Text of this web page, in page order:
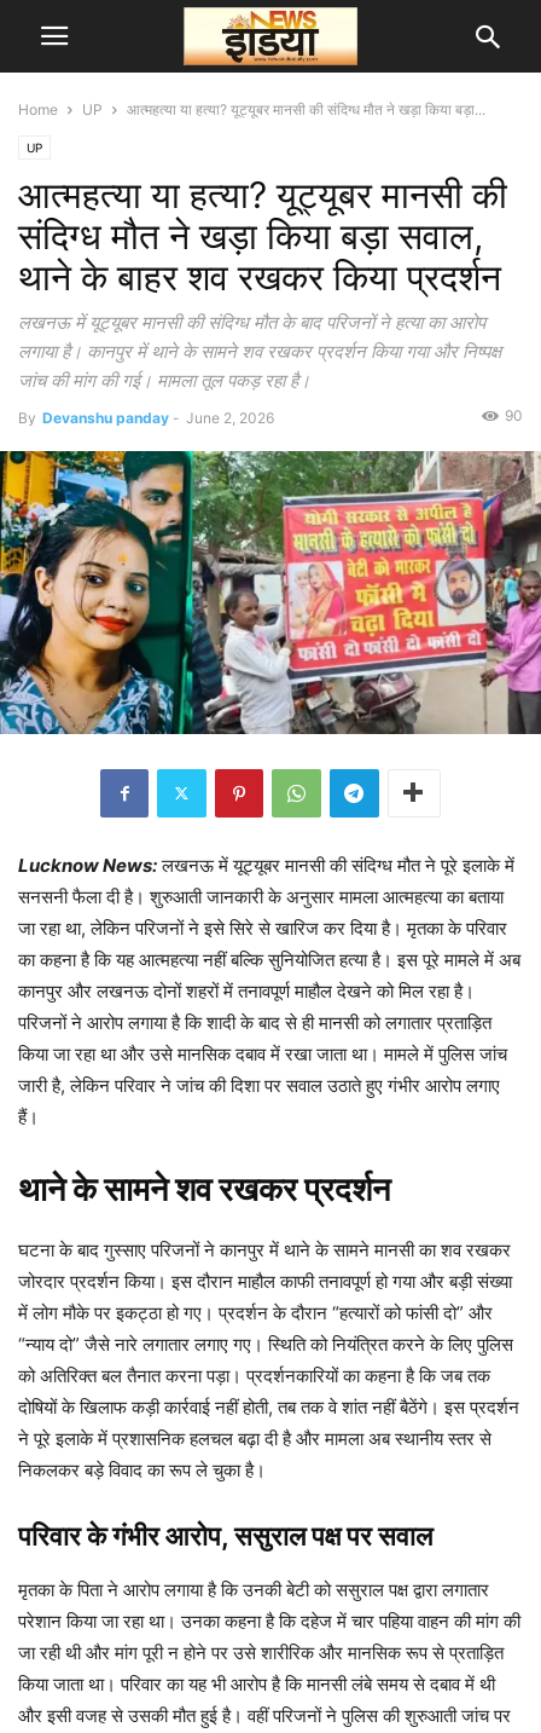
Home UP आत्महत्या या हत्या? यूट्यूबर मानसी की संदिग्ध मौत ने खड़ा किया बड़ा...
UP
आत्महत्या या हत्या? यूट्यूबर मानसी की
संदिग्ध मौत ने खड़ा किया बड़ा सवाल,
थाने के बाहर शव रखकर किया प्रदर्शन
लखनऊ में यूट्यूबर मानसी की संदिग्ध मौत के बाद परिजनों ने हत्या का आरोप
लगाया है। कानपुर में थाने के सामने शव रखकर प्रदर्शन किया गया और निष्पक्ष
जांच की मांग की गई। मामला तूल पकड़ रहा है।
By Devanshu panday - June 2, 2026 90
Lucknow News: लखनऊ में यूट्यूबर मानसी की संदिग्ध मौत ने पूरे इलाके में
सनसनी फैला दी है। शुरुआती जानकारी के अनुसार मामला आत्महत्या का बताया
जा रहा था, लेकिन परिजनों ने इसे सिरे से खारिज कर दिया है। मृतका के परिवार
का कहना है कि यह आत्महत्या नहीं बल्कि सुनियोजित हत्या है। इस पूरे मामले में अब
कानपुर और लखनऊ दोनों शहरों में तनावपूर्ण माहौल देखने को मिल रहा है।
परिजनों ने आरोप लगाया है कि शादी के बाद से ही मानसी को लगातार प्रताड़ित
किया जा रहा था और उसे मानसिक दबाव में रखा जाता था। मामले में पुलिस जांच
जारी है, लेकिन परिवार ने जांच की दिशा पर सवाल उठाते हुए गंभीर आरोप लगाए
हैं।
थाने के सामने शव रखकर प्रदर्शन
घटना के बाद गुस्साए परिजनों ने कानपुर में थाने के सामने मानसी का शव रखकर
जोरदार प्रदर्शन किया। इस दौरान माहौल काफी तनावपूर्ण हो गया और बड़ी संख्या
में लोग मौके पर इकट्ठा हो गए। प्रदर्शन के दौरान “हत्यारों को फांसी दो” और
“न्याय दो” जैसे नारे लगातार लगाए गए। स्थिति को नियंत्रित करने के लिए पुलिस
को अतिरिक्त बल तैनात करना पड़ा। प्रदर्शनकारियों का कहना है कि जब तक
दोषियों के खिलाफ कड़ी कार्रवाई नहीं होती, तब तक वे शांत नहीं बैठेंगे। इस प्रदर्शन
ने पूरे इलाके में प्रशासनिक हलचल बढ़ा दी है और मामला अब स्थानीय स्तर से
निकलकर बड़े विवाद का रूप ले चुका है।
परिवार के गंभीर आरोप, ससुराल पक्ष पर सवाल
मृतका के पिता ने आरोप लगाया है कि उनकी बेटी को ससुराल पक्ष द्वारा लगातार
परेशान किया जा रहा था। उनका कहना है कि दहेज में चार पहिया वाहन की मांग की
जा रही थी और मांग पूरी न होने पर उसे शारीरिक और मानसिक रूप से प्रताड़ित
किया जाता था। परिवार का यह भी आरोप है कि मानसी लंबे समय से दबाव में थी
और इसी वजह से उसकी मौत हुई है। वहीं परिजनों ने पुलिस की शुरुआती जांच पर